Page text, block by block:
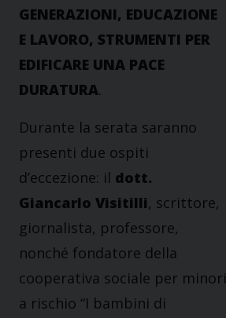
GENERAZIONI, EDUCAZIONE
E LAVORO, STRUMENTI PER
EDIFICARE UNA PACE
DURATURA.
Durante la serata saranno
presenti due ospiti
d’eccezione: il dott.
Giancarlo Visitilli, scrittore,
giornalista, professore,
nonché fondatore della
cooperativa sociale per minori
a rischio “I bambini di